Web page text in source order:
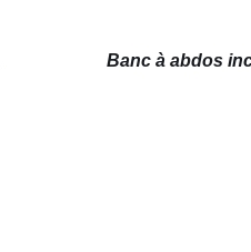
Banc à abdos